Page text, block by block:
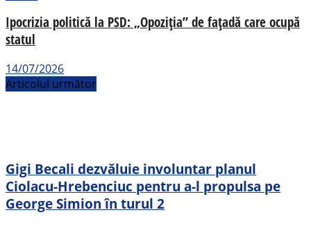
Ipocrizia politică la PSD: „Opoziția” de fațadă care ocupă
statul
14/07/2026
Articolul următor
Gigi Becali dezvăluie involuntar planul
Ciolacu-Hrebenciuc pentru a-l propulsa pe
George Simion în turul 2